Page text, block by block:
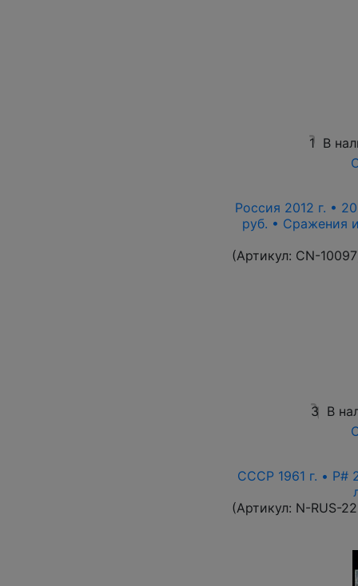
1 В
Россия 2012 г. •
руб. • Сражения
(Артикул: CN-10097
3 В
СССР 1961 г. • P#
(Артикул: N-RUS-